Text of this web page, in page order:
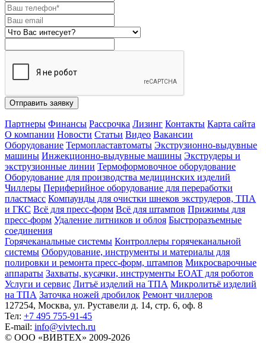
Отправить заявку
Партнеры Финансы Рассрочка Лизинг Контакты Карта сайта
О компании Новости Статьи Видео Вакансии
Оборудование Термопластавтоматы Экструзионно-выдувные
машины Инжекционно-выдувные машины Экструдеры и
экструзионные линии Термоформовочное оборудование
Оборудование для производства медицинских изделий
Чиллеры Периферийное оборудование для переработки
пластмасс Компаунды для очистки шнеков экструдеров, ТПА
и ГКС Всё для пресс-форм Всё для штампов Прижимы для
пресс-форм Удаление литников и облоя Быстроразъемные
соединения
Горячеканальные системы Контроллеры горячеканальной
системы Оборудование, инструменты и материалы для
полировки и ремонта пресс-форм, штампов Микросварочные
аппараты Захваты, кусачки, инструменты EOAT для роботов
Услуги и сервис Литъё изделий на ТПА Микролитьё изделий
на ТПА Заточка ножей дробилок Ремонт чиллеров
127254, Москва, ул. Руставели д. 14, стр. 6, оф. 8
Тел: +7 495 755-91-45
Е-mail: info@vivtech.ru
© ООО «ВИВТЕХ» 2009-2026